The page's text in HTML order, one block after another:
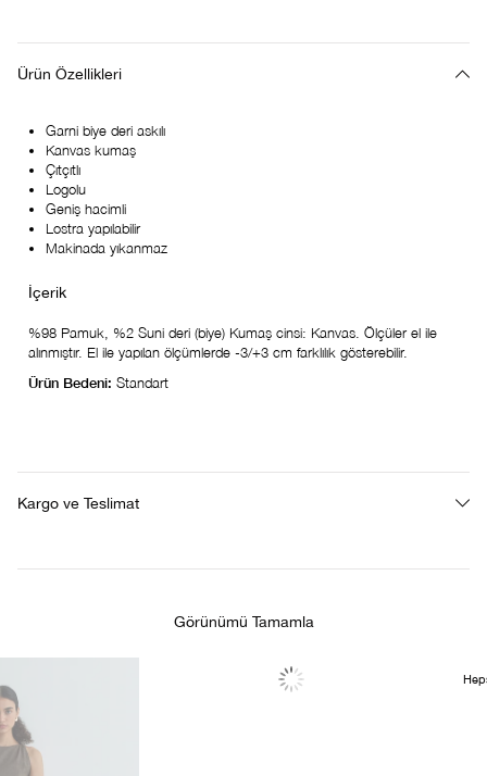
Ürün Özellikleri
Garni biye deri askılı
Kanvas kumaş
Çıtçıtlı
Logolu
Geniş hacimli
Lostra yapılabilir
Makinada yıkanmaz
%98 Pamuk, %2 Suni deri (biye) Kumaş cinsi: Kanvas. Ölçüler el ile
alınmıştır. El ile yapılan ölçümlerde -3/+3 cm farklılık gösterebilir.
Ürün Bedeni: Standart
Kargo ve Teslimat
Görünümü Tamamla
Hepsi Satıldı